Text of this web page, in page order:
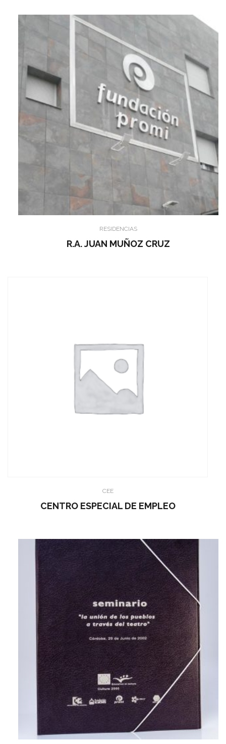
RESIDENCIAS
R.A. JUAN MUÑOZ CRUZ
CEE
CENTRO ESPECIAL DE EMPLEO